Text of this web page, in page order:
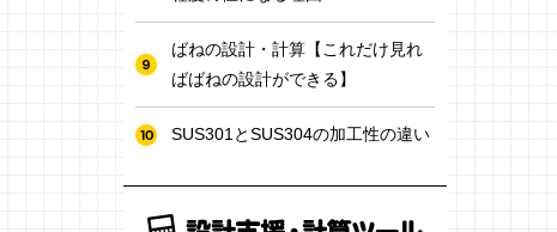
ばねの設計・計算【これだけ見れ
ばばねの設計ができる】
SUS301とSUS304の加工性の違い